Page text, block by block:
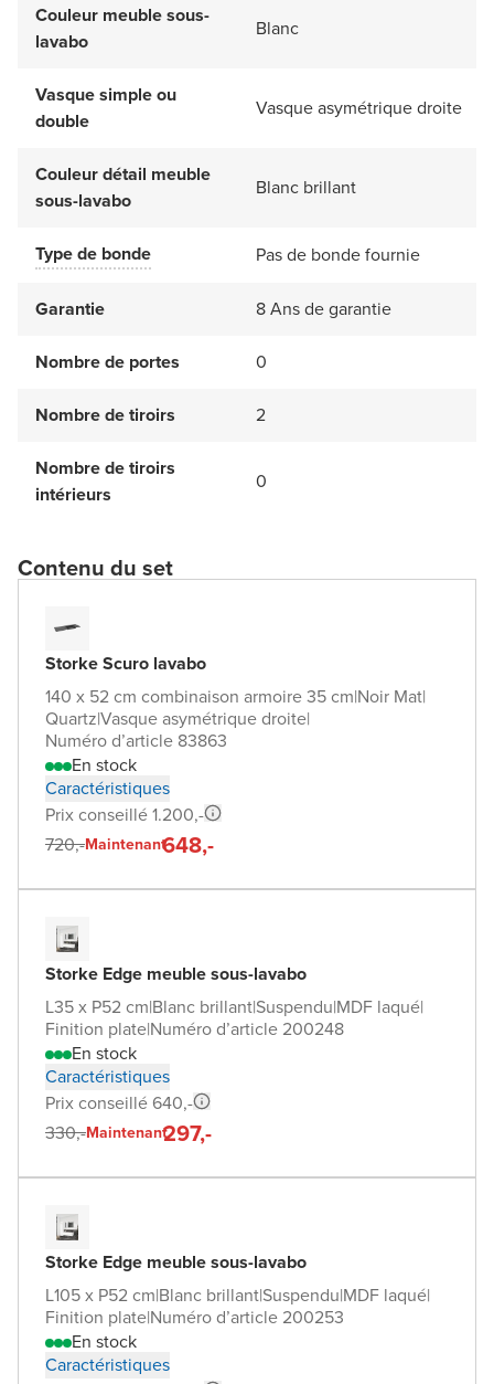
Couleur meuble sous-
lavabo
Blanc
Vasque simple ou
double
Vasque asymétrique droite
Couleur détail meuble
sous-lavabo
Blanc brillant
Type de bonde Pas de bonde fournie
Garantie 8 Ans de garantie
Nombre de portes 0
Nombre de tiroirs 2
Nombre de tiroirs
intérieurs
0
Contenu du set
Storke Scuro lavabo
140 x 52 cm combinaison armoire 35 cm|Noir Mat|
Quartz|Vasque asymétrique droite|
Numéro d’article 83863
En stock
Caractéristiques
Prix conseillé 1.200,-
720,-Maintenant648,-
Storke Edge meuble sous-lavabo
L35 x P52 cm|Blanc brillant|Suspendu|MDF laqué|
Finition plate|Numéro d’article 200248
En stock
Caractéristiques
Prix conseillé 640,-
330,-Maintenant297,-
Storke Edge meuble sous-lavabo
L105 x P52 cm|Blanc brillant|Suspendu|MDF laqué|
Finition plate|Numéro d’article 200253
En stock
Caractéristiques